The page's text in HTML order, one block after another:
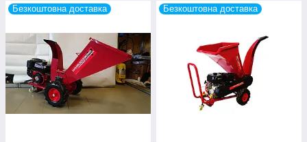
Безкоштовна доставка Безкоштовна доставка